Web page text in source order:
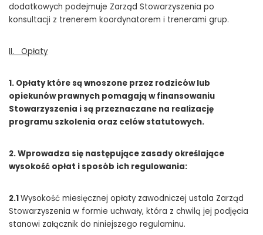
dodatkowych podejmuje Zarząd Stowarzyszenia po
konsultacji z trenerem koordynatorem i trenerami grup.
II. Opłaty
1. Opłaty które są wnoszone przez rodziców lub
opiekunów prawnych pomagają w finansowaniu
Stowarzyszenia i są przeznaczane na realizację
programu szkolenia oraz celów statutowych.
2. Wprowadza się następujące zasady określające
wysokość opłat i sposób ich regulowania:
2.1Wysokość miesięcznej opłaty zawodniczej ustala Zarząd
Stowarzyszenia w formie uchwały, która z chwilą jej podjęcia
stanowi załącznik do niniejszego regulaminu.